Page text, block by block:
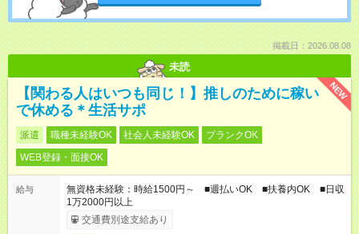
掲載日：2026.08.08
未読
NEW
【関わる人はいつも同じ！】推しのために稼い
で休める＊生活サポ
派遣 職種未経験OK 社会人未経験OK
ブランクOK
WEB登録・面接OK
給与
無資格未経験：時給1500円～ ■週払いOK ■扶養内OK ■日収
1万2000円以上
交通費別途支給あり